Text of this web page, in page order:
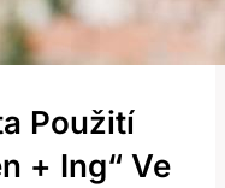
Použití
+ Ing“ Ve